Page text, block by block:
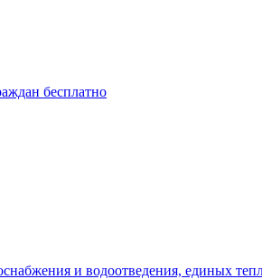
бесплатно
и водоотведения, единых